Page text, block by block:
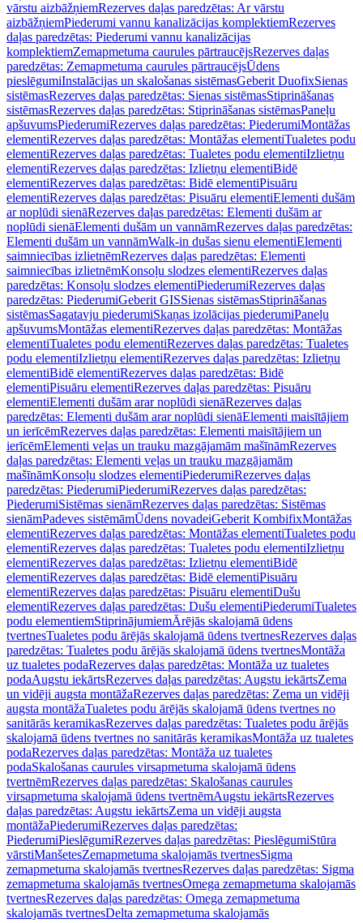
vārstu aizbāžņiemRezerves daļas paredzētas: Ar vārstu
aizbāžņiemPiederumi vannu kanalizācijas komplektiemRezerves
daļas paredzētas: Piederumi vannu kanalizācijas
komplektiemZemapmetuma caurules pārtraucējsRezerves daļas
paredzētas: Zemapmetuma caurules pārtraucējsŪdens
pieslēgumiInstalācijas un skalošanas sistēmasGeberit DuofixSienas
sistēmasRezerves daļas paredzētas: Sienas sistēmasStiprināšanas
sistēmasRezerves daļas paredzētas: Stiprināšanas sistēmasPaneļu
apšuvumsPiederumiRezerves daļas paredzētas: PiederumiMontāžas
elementiRezerves daļas paredzētas: Montāžas elementiTualetes podu
elementiRezerves daļas paredzētas: Tualetes podu elementiIzlietņu
elementiRezerves daļas paredzētas: Izlietņu elementiBidē
elementiRezerves daļas paredzētas: Bidē elementiPisuāru
elementiRezerves daļas paredzētas: Pisuāru elementiElementi dušām
ar noplūdi sienāRezerves daļas paredzētas: Elementi dušām ar
noplūdi sienāElementi dušām un vannāmRezerves daļas paredzētas:
Elementi dušām un vannāmWalk-in dušas sienu elementiElementi
saimniecības izlietnēmRezerves daļas paredzētas: Elementi
saimniecības izlietnēmKonsoļu slodzes elementiRezerves daļas
paredzētas: Konsoļu slodzes elementiPiederumiRezerves daļas
paredzētas: PiederumiGeberit GISSienas sistēmasStiprināšanas
sistēmasSagatavju piederumiSkaņas izolācijas piederumiPaneļu
apšuvumsMontāžas elementiRezerves daļas paredzētas: Montāžas
elementiTualetes podu elementiRezerves daļas paredzētas: Tualetes
podu elementiIzlietņu elementiRezerves daļas paredzētas: Izlietņu
elementiBidē elementiRezerves daļas paredzētas: Bidē
elementiPisuāru elementiRezerves daļas paredzētas: Pisuāru
elementiElementi dušām arar noplūdi sienāRezerves daļas
paredzētas: Elementi dušām arar noplūdi sienāElementi maisītājiem
un ierīcēmRezerves daļas paredzētas: Elementi maisītājiem un
ierīcēmElementi veļas un trauku mazgājamām mašīnāmRezerves
daļas paredzētas: Elementi veļas un trauku mazgājamām
mašīnāmKonsoļu slodzes elementiPiederumiRezerves daļas
paredzētas: PiederumiPiederumiRezerves daļas paredzētas:
PiederumiSistēmas sienāmRezerves daļas paredzētas: Sistēmas
sienāmPadeves sistēmāmŪdens novadeiGeberit KombifixMontāžas
elementiRezerves daļas paredzētas: Montāžas elementiTualetes podu
elementiRezerves daļas paredzētas: Tualetes podu elementiIzlietņu
elementiRezerves daļas paredzētas: Izlietņu elementiBidē
elementiRezerves daļas paredzētas: Bidē elementiPisuāru
elementiRezerves daļas paredzētas: Pisuāru elementiDušu
elementiRezerves daļas paredzētas: Dušu elementiPiederumiTualetes
podu elementiemStiprinājumiemĀrējās skalojamā ūdens
tvertnesTualetes podu ārējās skalojamā ūdens tvertnesRezerves daļas
paredzētas: Tualetes podu ārējās skalojamā ūdens tvertnesMontāža
uz tualetes podaRezerves daļas paredzētas: Montāža uz tualetes
podaAugstu iekārtsRezerves daļas paredzētas: Augstu iekārtsZema
un vidēji augsta montāžaRezerves daļas paredzētas: Zema un vidēji
augsta montāžaTualetes podu ārējās skalojamā ūdens tvertnes no
sanitārās keramikasRezerves daļas paredzētas: Tualetes podu ārējās
skalojamā ūdens tvertnes no sanitārās keramikasMontāža uz tualetes
podaRezerves daļas paredzētas: Montāža uz tualetes
podaSkalošanas caurules virsapmetuma skalojamā ūdens
tvertnēmRezerves daļas paredzētas: Skalošanas caurules
virsapmetuma skalojamā ūdens tvertnēmAugstu iekārtsRezerves
daļas paredzētas: Augstu iekārtsZema un vidēji augsta
montāžaPiederumiRezerves daļas paredzētas:
PiederumiPieslēgumiRezerves daļas paredzētas: PieslēgumiStūra
vārstiManšetesZemapmetuma skalojamās tvertnesSigma
zemapmetuma skalojamās tvertnesRezerves daļas paredzētas: Sigma
zemapmetuma skalojamās tvertnesOmega zemapmetuma skalojamās
tvertnesRezerves daļas paredzētas: Omega zemapmetuma
skalojamās tvertnesDelta zemapmetuma skalojamās